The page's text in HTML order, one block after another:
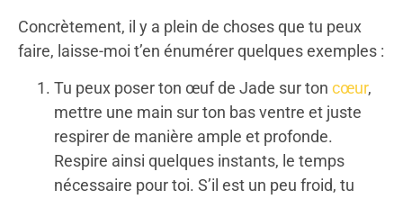
Concrètement, il y a plein de choses que tu peux
faire, laisse-moi t’en énumérer quelques exemples :
Tu peux poser ton œuf de Jade sur ton cœur,
mettre une main sur ton bas ventre et juste
respirer de manière ample et profonde.
Respire ainsi quelques instants, le temps
nécessaire pour toi. S’il est un peu froid, tu